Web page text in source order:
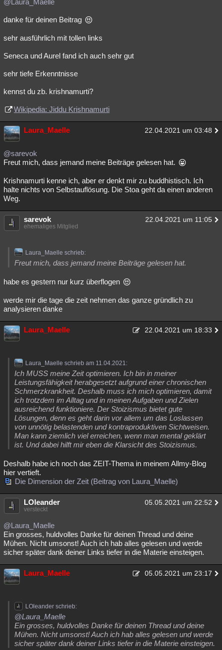
danke für deinen Beitrag
sehr ausführlich mit tollen links
Seneca und Aurel fand ich auch sehr gut
sehr tiefe Erkenntnisse
kennst du zb. krishnamurti?
Wikipedia: Jiddu Krishnamurti
Laura_Maelle 22.04.2021 um 03:48
@sarevok
Freut mich, dass jemand meine Beiträge gelesen hat.
Krishnamurti kenne ich, aber er denkt mir zu buddhistisch. Ich
halte nichts von Selbstauflösung. Die Stoa geht da einen anderen
Weg.
sarevok 22.04.2021 um 11:05
ehemaliges Mitglied
Laura_Maelle schrieb:
Freut mich, dass jemand meine Beiträge gelesen hat.
habe es gestern nur kurz überflogen
werde mir die tage die zeit nehmen das ganze gründlich zu
analysieren danke
Laura_Maelle 22.04.2021 um 18:33
Laura_Maelle schrieb am 11.04.2021:
Ich MUSS meine Zeit optimieren. Ich bin in meiner
Leistungsfähigkeit herabgesetzt aufgrund einer chronischen
Schmerzkrankheit. Deshalb muss ich mich optimieren, damit
ich trotzdem im Alltag und in meinen Aufgaben und Zielen
ausreichend funktioniere. Der Stoizismus bietet gute
Lösungen, denn es geht darin vor allem um das Loslassen
von unnötig belastenden und kontraproduktiven Sichtweisen.
Man kann ziemlich viel erreichen, wenn man mental geklärt
ist. Und dabei hilft mir eben die Klarsicht des Stoizismus.
Deshalb habe ich noch das ZEIT-Thema in meinem Allmy-Blog
hier vertieft.
Die Dimension der Zeit (Beitrag von Laura_Maelle)
LOleander 05.05.2021 um 22:52
versteckt
@Laura_Maelle
Ein grosses, huldvolles Danke für deinen Thread und deine
Mühen. Nicht umsonst! Auch ich hab alles gelesen und werde
sicher später dank deiner Links tiefer in die Materie einsteigen.
Laura_Maelle 05.05.2021 um 23:17
LOleander schrieb:
@Laura_Maelle
Ein grosses, huldvolles Danke für deinen Thread und deine
Mühen. Nicht umsonst! Auch ich hab alles gelesen und werde
sicher später dank deiner Links tiefer in die Materie einsteigen.